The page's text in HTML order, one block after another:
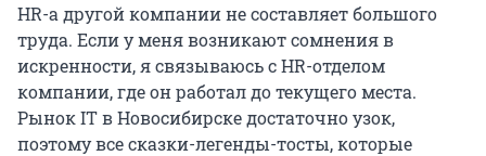
HR-а другой компании не составляет большого
труда. Если у меня возникают сомнения в
искренности, я связываюсь с HR-отделом
компании, где он работал до текущего места.
Рынок IT в Новосибирске достаточно узок,
поэтому все сказки-легенды-тосты, которые